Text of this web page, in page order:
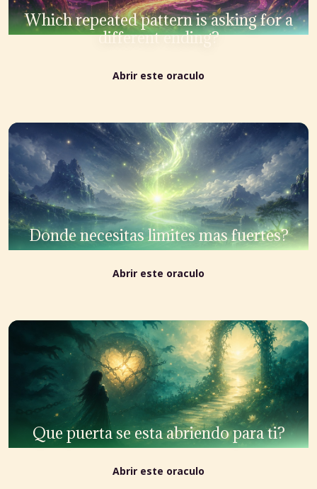
Which repeated pattern is asking for a
different ending?
Abrir este oraculo
Donde necesitas limites mas fuertes?
Abrir este oraculo
Que puerta se esta abriendo para ti?
Abrir este oraculo